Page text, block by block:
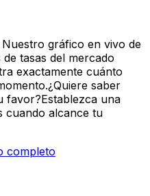
gráfico en vivo de
tasas del mercado
exactamente cuánto
saber
favor?Establezca una
cuando alcance tu
completo